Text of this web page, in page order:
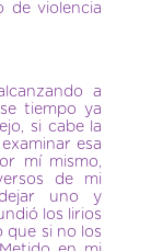
de violencia
a
tiempo ya
si cabe la
esa
mí mismo,
de mi
uno y
los lirios
que si no los